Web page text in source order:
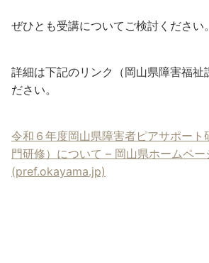
ぜひとも受講についてご検討ください。
詳細は下記のリンク（岡山県障害福祉
ださい。
令和６年度岡山県障害者ピアサポート
門研修）について – 岡山県ホームペー
(pref.okayama.jp)